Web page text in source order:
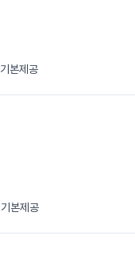
기본제공
기본제공